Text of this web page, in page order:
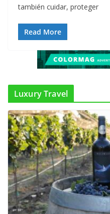
también cuidar, proteger
Read More
Luxury Travel